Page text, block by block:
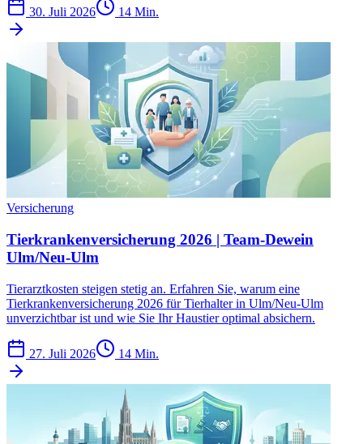
30. Juli 2026 14 Min.
Versicherung
Tierkrankenversicherung 2026 | Team-Dewein
Ulm/Neu-Ulm
Tierarztkosten steigen stetig an. Erfahren Sie, warum eine
Tierkrankenversicherung 2026 für Tierhalter in Ulm/Neu-Ulm
unverzichtbar ist und wie Sie Ihr Haustier optimal absichern.
27. Juli 2026 14 Min.